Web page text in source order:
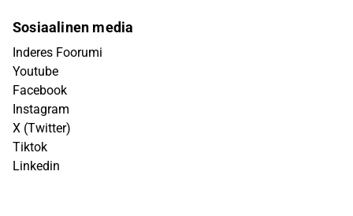
Sosiaalinen media
Inderes Foorumi
Youtube
Facebook
Instagram
X (Twitter)
Tiktok
Linkedin